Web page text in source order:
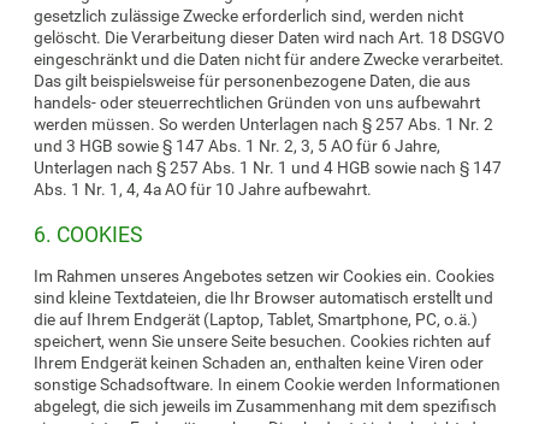
gesetzlich zulässige Zwecke erforderlich sind, werden nicht
gelöscht. Die Verarbeitung dieser Daten wird nach Art. 18 DSGVO
eingeschränkt und die Daten nicht für andere Zwecke verarbeitet.
Das gilt beispielsweise für personenbezogene Daten, die aus
handels- oder steuerrechtlichen Gründen von uns aufbewahrt
werden müssen. So werden Unterlagen nach § 257 Abs. 1 Nr. 2
und 3 HGB sowie § 147 Abs. 1 Nr. 2, 3, 5 AO für 6 Jahre,
Unterlagen nach § 257 Abs. 1 Nr. 1 und 4 HGB sowie nach § 147
Abs. 1 Nr. 1, 4, 4a AO für 10 Jahre aufbewahrt.
6. COOKIES
Im Rahmen unseres Angebotes setzen wir Cookies ein. Cookies
sind kleine Textdateien, die Ihr Browser automatisch erstellt und
die auf Ihrem Endgerät (Laptop, Tablet, Smartphone, PC, o.ä.)
speichert, wenn Sie unsere Seite besuchen. Cookies richten auf
Ihrem Endgerät keinen Schaden an, enthalten keine Viren oder
sonstige Schadsoftware. In einem Cookie werden Informationen
abgelegt, die sich jeweils im Zusammenhang mit dem spezifisch